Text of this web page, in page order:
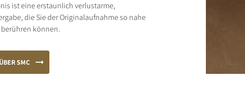
ist eine erstaunlich verlustarme,
die Sie der Originalaufnahme so nahe
berühren können.
SMC